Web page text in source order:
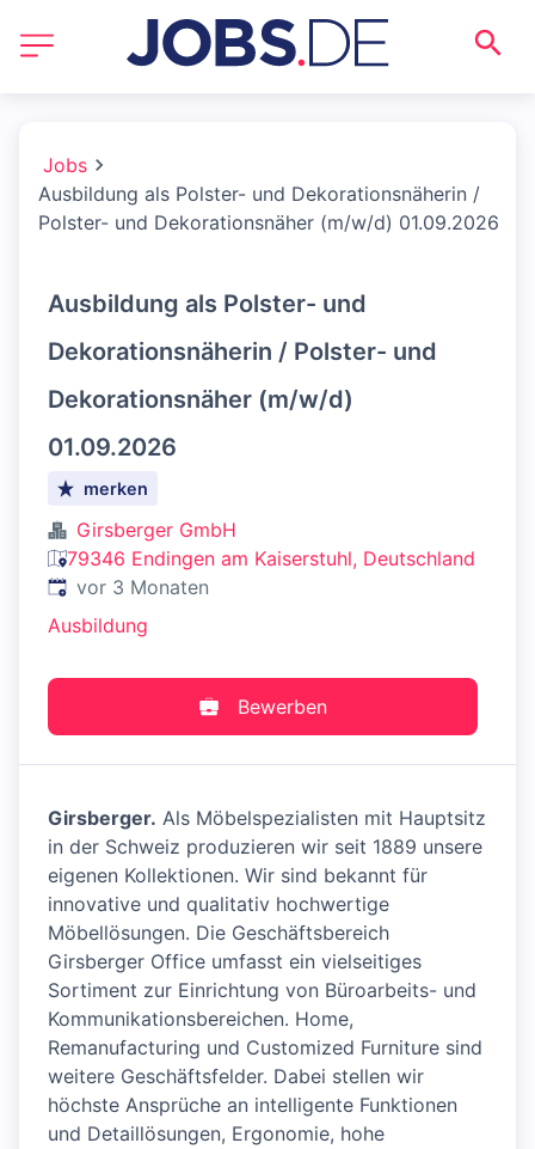
Jobs
Ausbildung als Polster- und Dekorationsnäherin /
Polster- und Dekorationsnäher (m/w/d) 01.09.2026
Ausbildung als Polster- und
Dekorationsnäherin / Polster- und
Dekorationsnäher (m/w/d)
01.09.2026
merken
Girsberger GmbH
79346 Endingen am Kaiserstuhl, Deutschland
Veröffentlicht:
vor 3 Monaten
Ausbildung
Bewerben
Girsberger. Als Möbelspezialisten mit Hauptsitz
in der Schweiz produzieren wir seit 1889 unsere
eigenen Kollektionen. Wir sind bekannt für
innovative und qualitativ hochwertige
Möbellösungen. Die Geschäftsbereich
Girsberger Office umfasst ein vielseitiges
Sortiment zur Einrichtung von Büroarbeits- und
Kommunikationsbereichen. Home,
Remanufacturing und Customized Furniture sind
weitere Geschäftsfelder. Dabei stellen wir
höchste Ansprüche an intelligente Funktionen
und Detaillösungen, Ergonomie, hohe